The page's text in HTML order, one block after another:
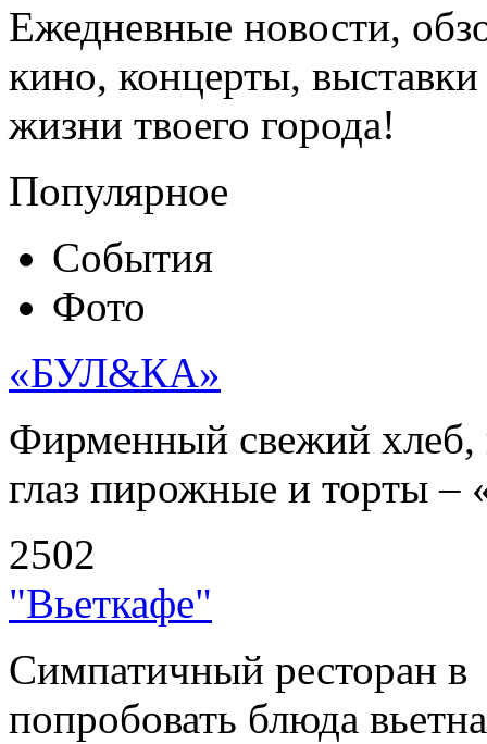
Ежедневные новости,
кино, концерты,
жизни твоего города!
Популярное
События
Фото
«БУЛ&КА»
Фирменный свежий хлеб,
глаз пирожные и торты
2502
"Вьеткафе"
Симпатичный ресторан
попробовать блюда